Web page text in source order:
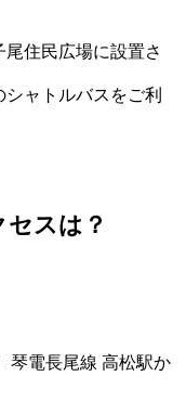
住民広場に設置さ
ャトルバスをご利
スは？
琴電長尾線 高松駅か